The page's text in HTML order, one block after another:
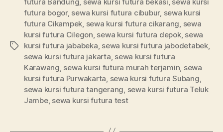
Tag
futura Bandung, sewa kursi futura bekasi, sewa kursi
futura bogor, sewa kursi futura cibubur, sewa kursi
futura Cikampek, sewa kursi futura cikarang, sewa
kursi futura Cilegon, sewa kursi futura depok, sewa
kursi futura jababeka, sewa kursi futura jabodetabek,
sewa kursi futura jakarta, sewa kursi futura
Karawang, sewa kursi futura murah terjamin, sewa
kursi futura Purwakarta, sewa kursi futura Subang,
sewa kursi futura tangerang, sewa kursi futura Teluk
Jambe, sewa kursi futura test